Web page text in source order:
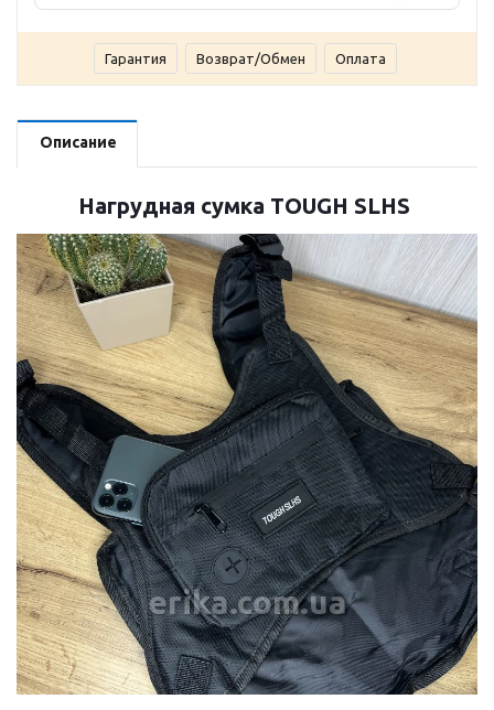
Гарантия Возврат/Обмен Оплата
Описание
Нагрудная сумка TOUGH SLHS
erika.com.ua